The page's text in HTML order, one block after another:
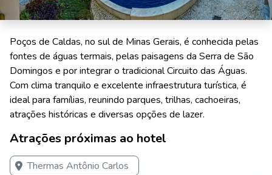
Poços de Caldas, no sul de Minas Gerais, é conhecida pelas
fontes de águas termais, pelas paisagens da Serra de São
Domingos e por integrar o tradicional Circuito das Águas.
Com clima tranquilo e excelente infraestrutura turística, é
ideal para famílias, reunindo parques, trilhas, cachoeiras,
atrações históricas e diversas opções de lazer.
Atrações próximas ao hotel
Thermas Antônio Carlos